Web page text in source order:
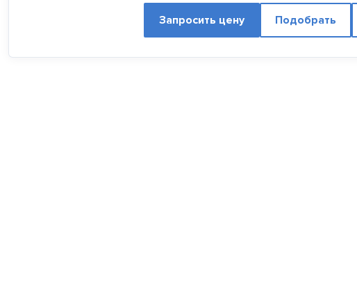
Запросить цену Подобрать